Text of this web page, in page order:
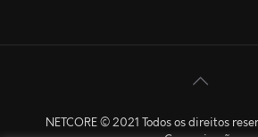
NETCORE © 2021 Todos os direitos